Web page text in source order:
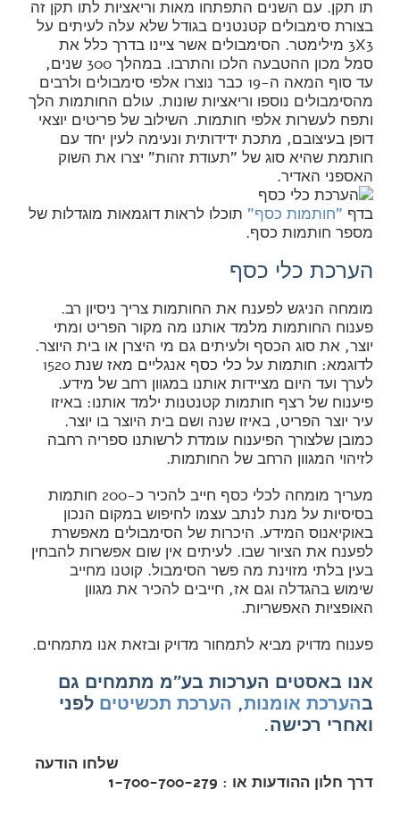
תו תקן. עם השנים התפתחו מאות וריאציות לתו תקן זה
בצורת סימבולים קטנטנים בגודל שלא עלה לעיתים על
3X3 מילימטר. הסימבולים אשר ציינו בדרך כלל את
סמל מכון ההטבעה הלכו והתרבו. במהלך 300 שנים,
עד סוף המאה ה-19 כבר נוצרו אלפי סימבולים ולרבים
מהסימבולים נוספו וריאציות שונות. עולם החותמות הלך
ותפח לעשרות אלפי חותמות. השילוב של פריטים יוצאי
דופן בעיצובם, מתכת ידידותית ונעימה לעין יחד עם
חותמת שהיא סוג של "תעודת זהות" יצרו את השוק
האספני האדיר.
בדף "חותמות כסף" תוכלו לראות דוגמאות מוגדלות של
מספר חותמות כסף.
הערכת כלי כסף
מומחה הניגש לפענח את החותמות צריך ניסיון רב.
פענוח החותמות מלמד אותנו מה מקור הפריט ומתי
יוצר, את סוג הכסף ולעיתים גם מי היצרן או בית היוצר.
לדוגמא: חותמות על כלי כסף אנגליים מאז שנת 1520
לערך ועד היום מציידות אותנו במגוון רחב של מידע.
פיענוח של רצף חותמות קטנטנות ילמד אותנו: באיזו
עיר יוצר הפריט, באיזו שנה ושם בית היוצר בו יוצר.
כמובן שלצורך הפיענוח עומדת לרשותנו ספריה רחבה
לזיהוי המגוון הרחב של החותמות.
מעריך מומחה לכלי כסף חייב להכיר כ-200 חותמות
בסיסיות על מנת לנתב עצמו לחיפוש במקום הנכון
באוקיאנוס המידע. היכרות של הסימבולים מאפשרת
לפענח את הציור שבו. לעיתים אין שום אפשרות להבחין
בעין בלתי מזוינת מה פשר הסימבול. קוטנו מחייב
שימוש בהגדלה וגם אז, חייבים להכיר את מגוון
האופציות האפשריות.
פענוח מדויק מביא לתמחור מדויק ובזאת אנו מתמחים.
אנו באסטים הערכות בע"מ מתמחים גם
בהערכת אומנות, הערכת תכשיטים לפני
ואחרי רכישה.
שלחו הודעה
דרך חלון ההודעות או : 1-700-700-279